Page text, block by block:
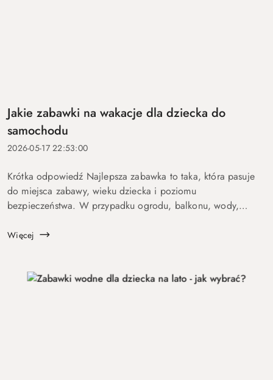
Jakie zabawki na wakacje dla dziecka do
samochodu
2026-05-17 22:53:00
Krótka odpowiedź Najlepsza zabawka to taka, która pasuje
do miejsca zabawy, wieku dziecka i poziomu
bezpieczeństwa. W przypadku ogrodu, balkonu, wody,
zasady, trwałość, ł...
Więcej